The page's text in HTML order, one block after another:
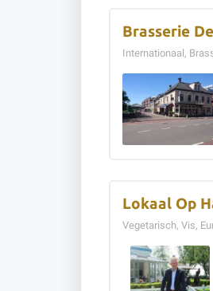
Brasserie
Internationaal,
Lokaal Op
Vegetarisch, Vis,